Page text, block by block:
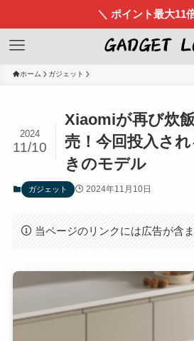
＼ ポイント最大11
ホーム ガジェット
Xiaomiが再び炊
売！今回投入さ
きのモデル
2024
11/10
ガジェット 2024年11月10日
当ページのリンクには広告が含